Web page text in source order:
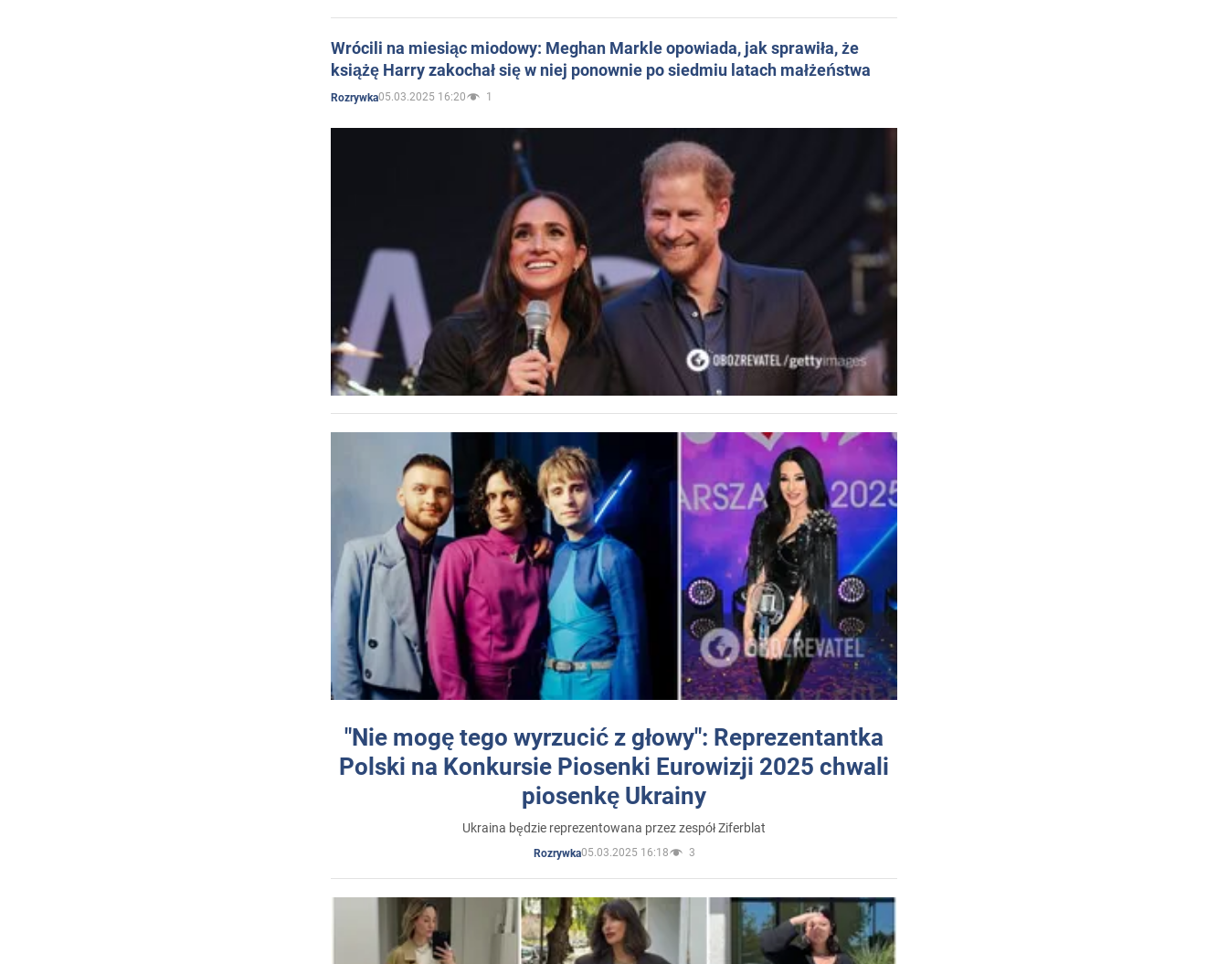
Wrócili na miesiąc miodowy: Meghan Markle opowiada, jak sprawiła, że
książę Harry zakochał się w niej ponownie po siedmiu latach małżeństwa
Rozrywka05.03.2025 16:20 1
"Nie mogę tego wyrzucić z głowy": Reprezentantka
Polski na Konkursie Piosenki Eurowizji 2025 chwali
piosenkę Ukrainy
Ukraina będzie reprezentowana przez zespół Ziferblat
Rozrywka05.03.2025 16:18 3